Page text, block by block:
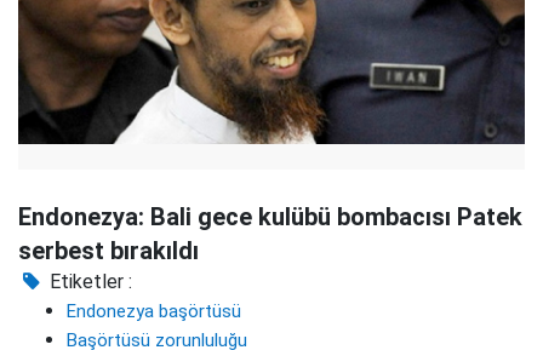
Endonezya: Bali gece kulübü bombacısı Patek
serbest bırakıldı
Etiketler :
Endonezya başörtüsü
Başörtüsü zorunluluğu